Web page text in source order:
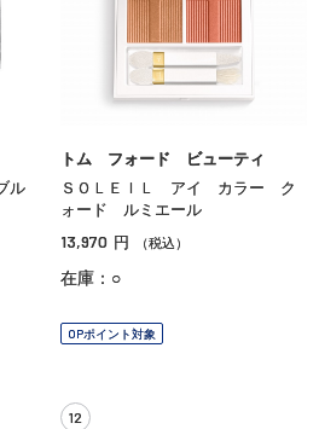
ル
トム フォード ビューティ
ＳＯＬＥＩＬ アイ カラー ク
ォード ルミエール
13,970 円 （税込）
在庫：○
OPポイント対象
12